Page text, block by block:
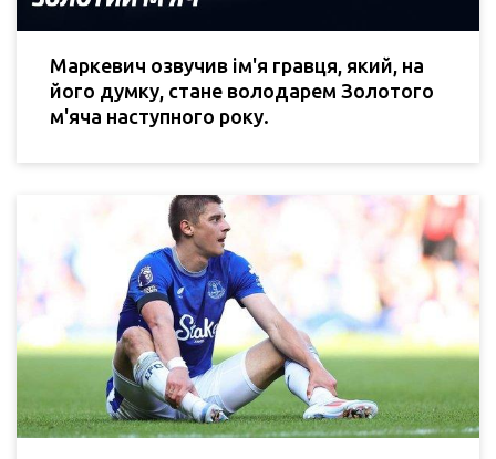
Маркевич озвучив ім'я гравця, який, на
його думку, стане володарем Золотого
м'яча наступного року.